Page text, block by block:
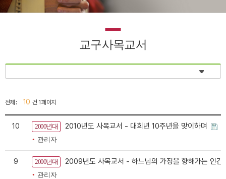
교구사목교서
전체 : 10 건 1 페이지
10 2000년대 2010년도 사목교서 - 대희년 10주년을 맞이하며
관리자
9 2000년대 2009년도 사목교서 - 하느님의 가정을 향해가는 인
관리자